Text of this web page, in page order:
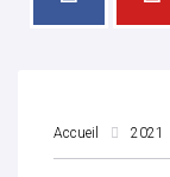
Accueil 2021